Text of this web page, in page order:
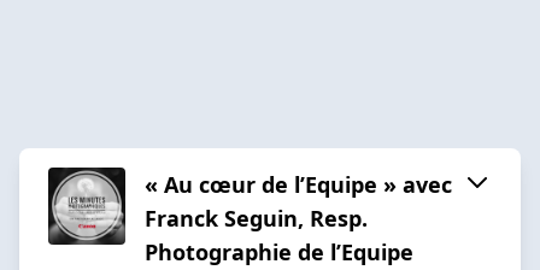
« Au cœur de l’Equipe » avec
Franck Seguin, Resp.
Photographie de l’Equipe